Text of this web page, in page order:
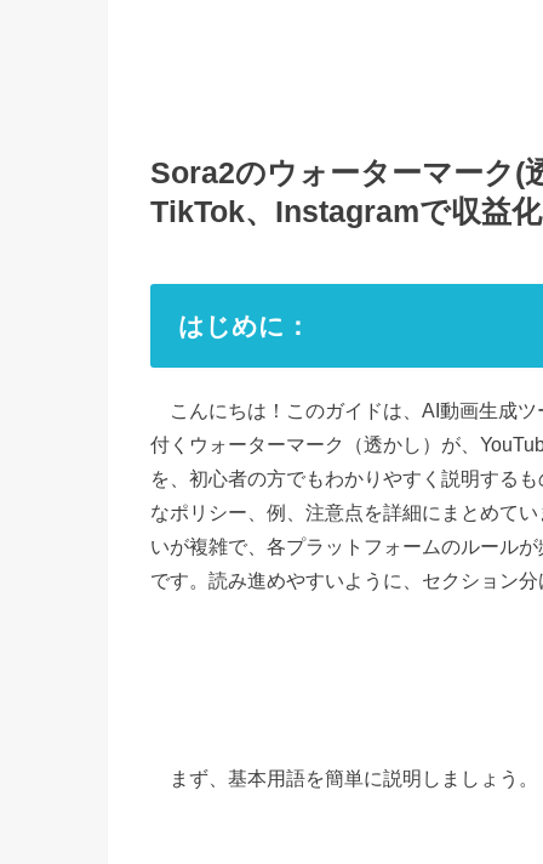
Sora2のウォーターマーク(
TikTok、Instagramで収益
はじめに：
こんにちは！このガイドは、AI動画生成
付くウォーターマーク（透かし）が、
を、初心者の方でもわかりやすく説明する
なポリシー、例、注意点を詳細にまとめて
いが複雑で、各プラットフォームのルール
です。読み進めやすいように、セクション
まず、基本用語を簡単に説明しましょう。